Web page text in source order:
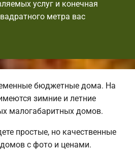
услуг и конечная
метра вас
бюджетные дома. На
зимние и летние
малогабаритных домов.
простые, но качественные
с фото и ценами.